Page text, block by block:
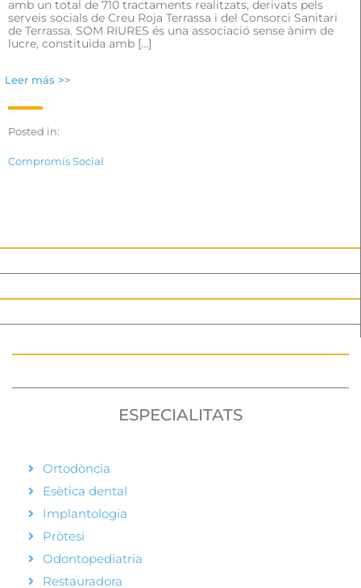
amb un total de 710 tractaments realitzats, derivats pels
serveis socials de Creu Roja Terrassa i del Consorci Sanitari
de Terrassa. SOM RIURES és una associació sense ànim de
lucre, constituïda amb […]
Leer más >>
Posted in:
Compromís Social
ESPECIALITATS
Ortodòncia
Esètica dental
Implantologia
Pròtesi
Odontopediatria
Restauradora